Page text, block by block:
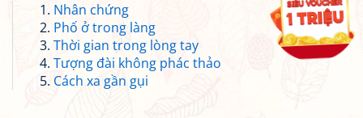
Nhân chứng
Phố ở trong làng
Thời gian trong lòng tay
Tượng đài không phác thảo
Cách xa gần gụi